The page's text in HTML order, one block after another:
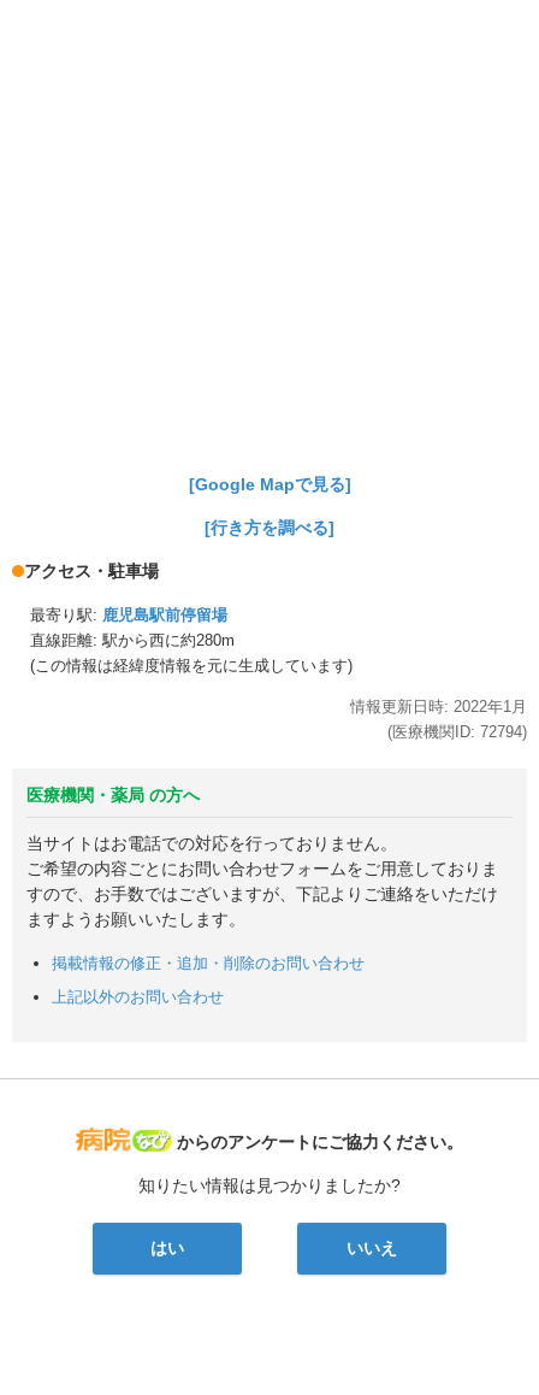
[Google Mapで見る]
[行き方を調べる]
アクセス・駐車場
最寄り駅: 鹿児島駅前停留場
直線距離: 駅から西に約280m
(この情報は経緯度情報を元に生成しています)
情報更新日時: 2022年1月
(医療機関ID: 72794)
医療機関・薬局 の方へ
当サイトはお電話での対応を行っておりません。
ご希望の内容ごとにお問い合わせフォームをご用意しておりま
すので、お手数ではございますが、下記よりご連絡をいただけ
ますようお願いいたします。
掲載情報の修正・追加・削除のお問い合わせ
上記以外のお問い合わせ
病院なび
からのアンケートにご協力ください。
知りたい情報は見つかりましたか?
はい いいえ